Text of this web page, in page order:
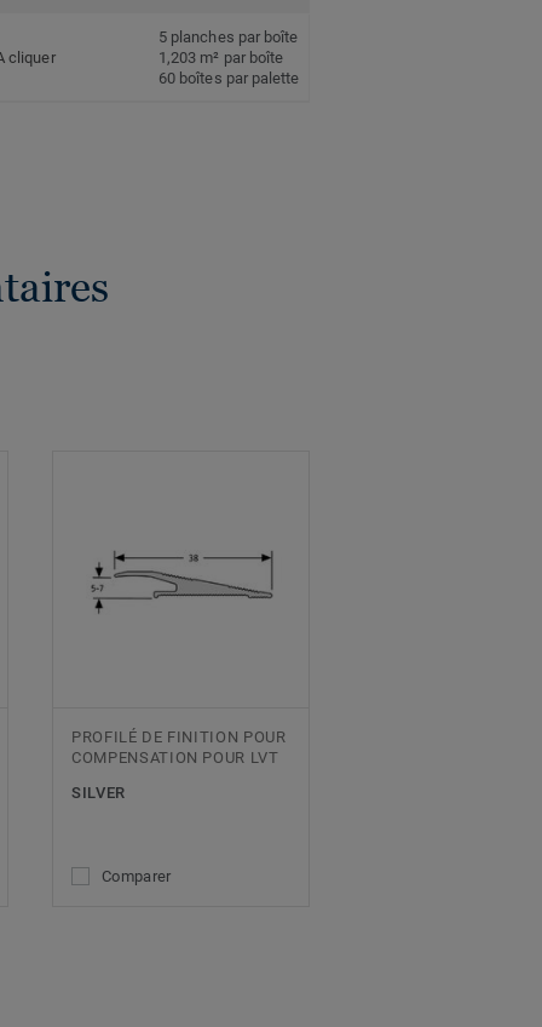
cliquer
5 planches par boîte
1,203 m² par boîte
60 boîtes par palette
PROFILÉ DE FINITION POUR
COMPENSATION POUR LVT
SILVER
Comparer